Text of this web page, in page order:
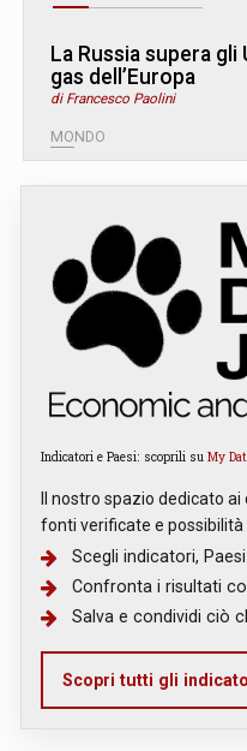
La Russia supera
gas dell’Europa
di Francesco Paolini
MONDO
Indicatori e Paesi: scoprili su My
Il nostro spazio dedicato
fonti verificate e possibilità
Scegli indicatori,
Confronta i risultati
Salva e condividi ciò
Scopri tutti gli